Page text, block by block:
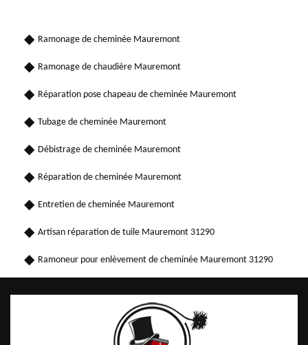
Ramonage de cheminée Mauremont
Ramonage de chaudière Mauremont
Réparation pose chapeau de cheminée Mauremont
Tubage de cheminée Mauremont
Débistrage de cheminée Mauremont
Réparation de cheminée Mauremont
Entretien de cheminée Mauremont
Artisan réparation de tuile Mauremont 31290
Ramoneur pour enlèvement de cheminée Mauremont 31290